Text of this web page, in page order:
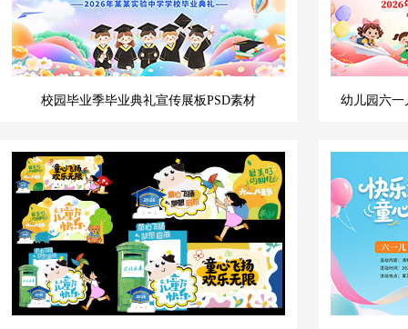
校园毕业季毕业典礼宣传展板PSD素材 幼儿园六一